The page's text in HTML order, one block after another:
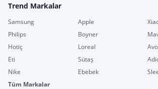
Trend Markalar
Samsung Apple
Philips
Boyner
Hotiç
Loreal
Eti
Sütaş
Nike
Ebebek
Tüm Markalar